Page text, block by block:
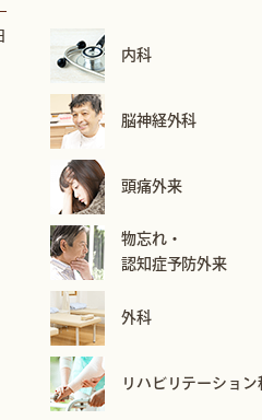
内科
脳神経外科
頭痛外来
物忘れ・
認知症予防外来
外科
リハビリテーション